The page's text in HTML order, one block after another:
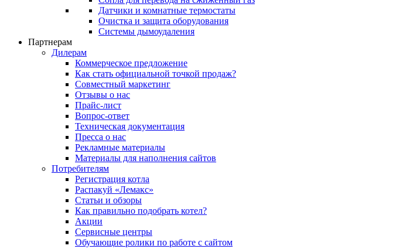
Датчики и комнатные термостаты
Очистка и защита оборудования
Системы дымоудаления
Партнерам
Дилерам
Коммерческое предложение
Как стать официальной точкой продаж?
Совместный маркетинг
Отзывы о нас
Прайс-лист
Вопрос-ответ
Техническая документация
Пресса о нас
Рекламные материалы
Материалы для наполнения сайтов
Потребителям
Регистрация котла
Распакуй «Лемакс»
Статьи и обзоры
Как правильно подобрать котел?
Акции
Сервисные центры
Обучающие ролики по работе с сайтом